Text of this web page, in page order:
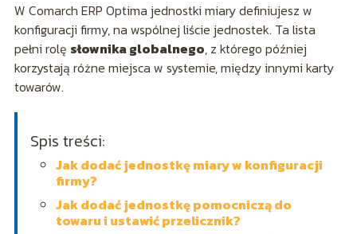
W Comarch ERP Optima jednostki miary definiujesz w
konfiguracji firmy, na wspólnej liście jednostek. Ta lista
pełni rolę słownika globalnego, z którego później
korzystają różne miejsca w systemie, między innymi karty
towarów.
Spis treści:
Jak dodać jednostkę miary w konfiguracji
firmy?
Jak dodać jednostkę pomocniczą do
towaru i ustawić przelicznik?